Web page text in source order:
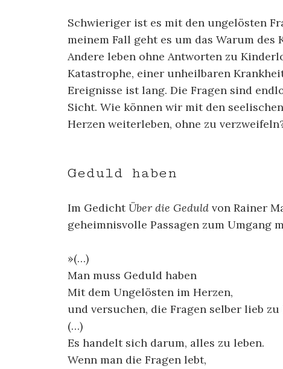
Schwieriger ist es mit den ungelösten
meinem Fall geht es um das Warum des
Andere leben ohne Antworten zu
Katastrophe, einer unheilbaren
Ereignisse ist lang. Die Fragen sind
Sicht. Wie können wir mit den
Herzen weiterleben, ohne zu
Geduld haben
Im Gedicht Über die Geduld von Rainer
geheimnisvolle Passagen zum Umgang
»(…)
Man muss Geduld haben
Mit dem Ungelösten im Herzen,
und versuchen, die Fragen selber lieb zu
(…)
Es handelt sich darum, alles zu leben.
Wenn man die Fragen lebt,